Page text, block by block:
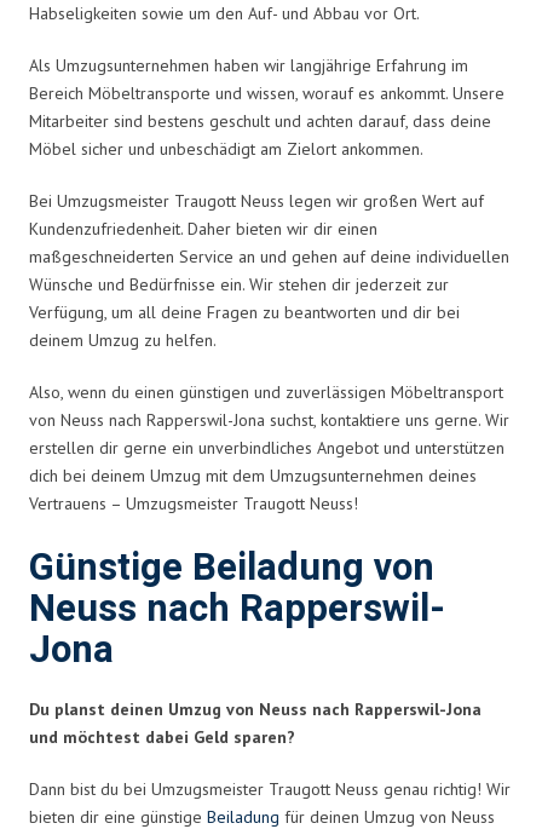
Habseligkeiten sowie um den Auf- und Abbau vor Ort.
Als Umzugsunternehmen haben wir langjährige Erfahrung im
Bereich Möbeltransporte und wissen, worauf es ankommt. Unsere
Mitarbeiter sind bestens geschult und achten darauf, dass deine
Möbel sicher und unbeschädigt am Zielort ankommen.
Bei Umzugsmeister Traugott Neuss legen wir großen Wert auf
Kundenzufriedenheit. Daher bieten wir dir einen
maßgeschneiderten Service an und gehen auf deine individuellen
Wünsche und Bedürfnisse ein. Wir stehen dir jederzeit zur
Verfügung, um all deine Fragen zu beantworten und dir bei
deinem Umzug zu helfen.
Also, wenn du einen günstigen und zuverlässigen Möbeltransport
von Neuss nach Rapperswil-Jona suchst, kontaktiere uns gerne. Wir
erstellen dir gerne ein unverbindliches Angebot und unterstützen
dich bei deinem Umzug mit dem Umzugsunternehmen deines
Vertrauens – Umzugsmeister Traugott Neuss!
Günstige Beiladung von
Neuss nach Rapperswil-
Jona
Du planst deinen Umzug von Neuss nach Rapperswil-Jona
und möchtest dabei Geld sparen?
Dann bist du bei Umzugsmeister Traugott Neuss genau richtig! Wir
bieten dir eine günstige Beiladung für deinen Umzug von Neuss